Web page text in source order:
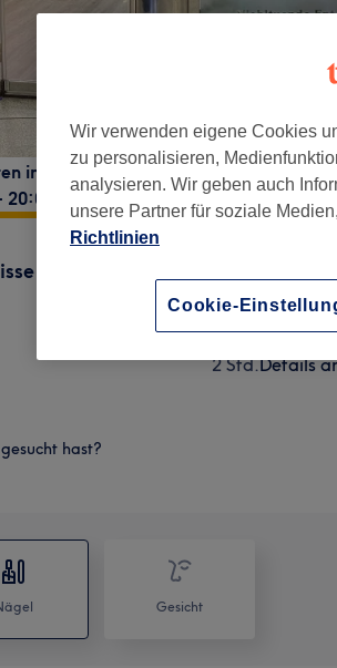
in der Ubahnstation Appellhofplatz),
1 Std.Details
Maniküre &
2 Std.Details
hast?
Gesicht
Wir verwenden eigene Cookies
zu personalisieren,
analysieren. Wir geben auch
unsere Partner für soziale
Richtlinien
Cookie-